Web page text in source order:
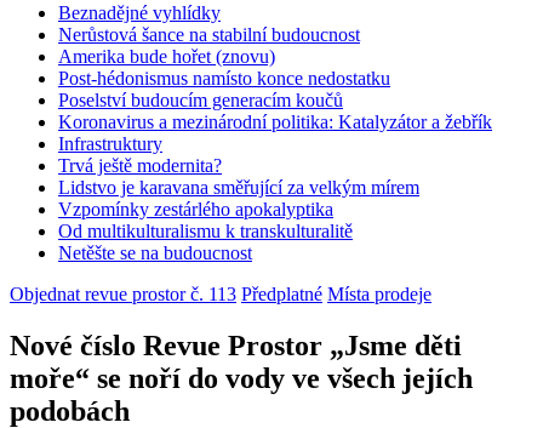
Beznadějné vyhlídky
Nerůstová šance na stabilní budoucnost
Amerika bude hořet (znovu)
Post-hédonismus namísto konce nedostatku
Poselství budoucím generacím koučů
Koronavirus a mezinárodní politika: Katalyzátor a žebřík
Infrastruktury
Trvá ještě modernita?
Lidstvo je karavana směřující za velkým mírem
Vzpomínky zestárlého apokalyptika
Od multikulturalismu k transkulturalitě
Netěšte se na budoucnost
Objednat revue prostor č. 113 Předplatné Místa prodeje
Nové číslo Revue Prostor „Jsme děti
moře“ se noří do vody ve všech jejích
podobách